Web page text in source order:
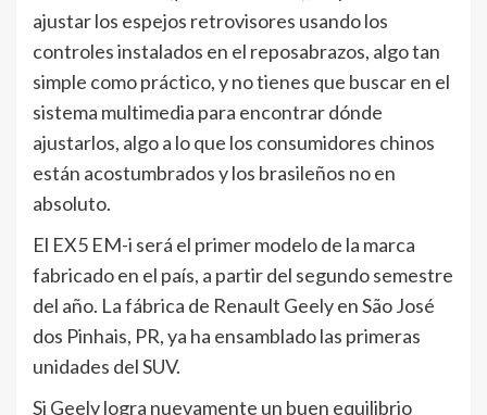
ajustar los espejos retrovisores usando los
controles instalados en el reposabrazos, algo tan
simple como práctico, y no tienes que buscar en el
sistema multimedia para encontrar dónde
ajustarlos, algo a lo que los consumidores chinos
están acostumbrados y los brasileños no en
absoluto.
El EX5 EM-i será el primer modelo de la marca
fabricado en el país, a partir del segundo semestre
del año. La fábrica de Renault Geely en São José
dos Pinhais, PR, ya ha ensamblado las primeras
unidades del SUV.
Si Geely logra nuevamente un buen equilibrio